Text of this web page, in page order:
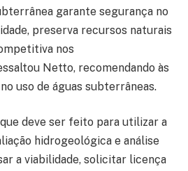
garante segurança no
preserva recursos naturais
nos
Netto, recomendando às
uso de águas subterrâneas.
deve ser feito para utilizar a
hidrogeológica e análise
a viabilidade, solicitar licença